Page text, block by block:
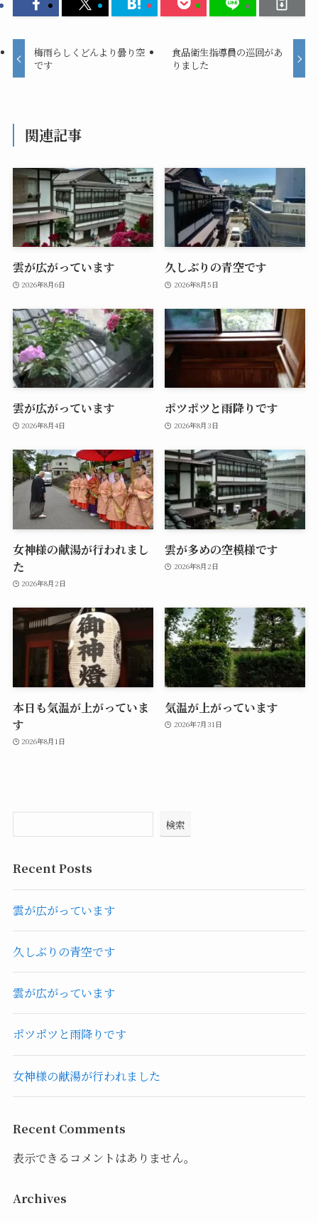
梅雨らしくどんより曇り空
です
食品衛生指導員の巡回があ
りました
関連記事
雲が広がっています
2026年8月6日
久しぶりの青空です
2026年8月5日
雲が広がっています
2026年8月4日
ポツポツと雨降りです
2026年8月3日
女神様の献湯が行われまし
た
2026年8月2日
雲が多めの空模様です
2026年8月2日
本日も気温が上がっていま
す
2026年8月1日
気温が上がっています
2026年7月31日
検索
Recent Posts
雲が広がっています
久しぶりの青空です
雲が広がっています
ポツポツと雨降りです
女神様の献湯が行われました
Recent Comments
表示できるコメントはありません。
Archives